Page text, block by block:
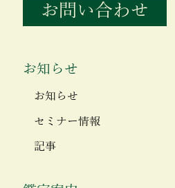
お問い合わせ
お知らせ
お知らせ
セミナー情報
記事